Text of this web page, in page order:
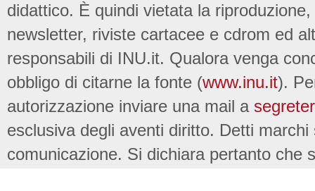
didattico. È quindi vietata la
newsletter, riviste cartacee e cdrom ed
responsabili di INU.it. Qualora venga
obbligo di citarne la fonte (www.inu.it).
autorizzazione inviare una mail a
esclusiva degli aventi diritto. Detti
comunicazione. Si dichiara pertanto che